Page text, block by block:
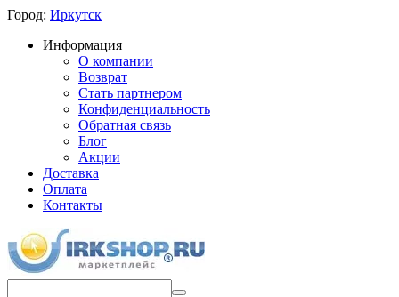
Город: Иркутск
Информация
О компании
Возврат
Стать партнером
Конфиденциальность
Обратная связь
Блог
Акции
Доставка
Оплата
Контакты